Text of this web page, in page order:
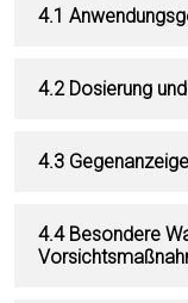
4.1
4.2 Dosierung
4.3
4.4 Besondere